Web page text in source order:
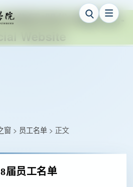
阳集团(股份)有限公司-
窗 > 员工名单 > 正文
届员工名单